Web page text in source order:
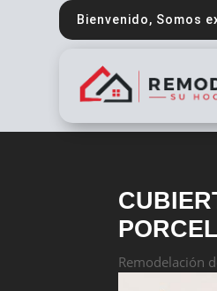
Bienvenido, Somos
Remodelación